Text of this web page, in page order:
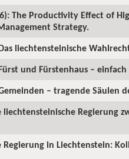
The Productivity Effect of
Strategy.
liechtensteinische
und Fürstenhaus –
– tragende Säulen
liechtensteinische Regierung
Regierung in Liechtenstein: